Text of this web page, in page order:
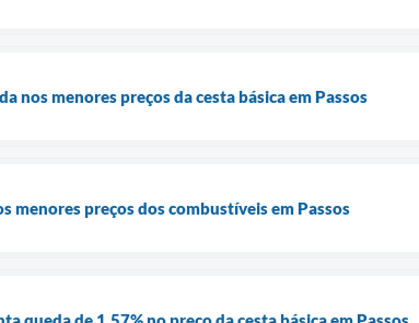
nos menores preços da cesta básica em Passos
menores preços dos combustíveis em Passos